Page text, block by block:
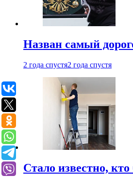
Назван самый
2 года спустя2 года спустя
Стало известно,